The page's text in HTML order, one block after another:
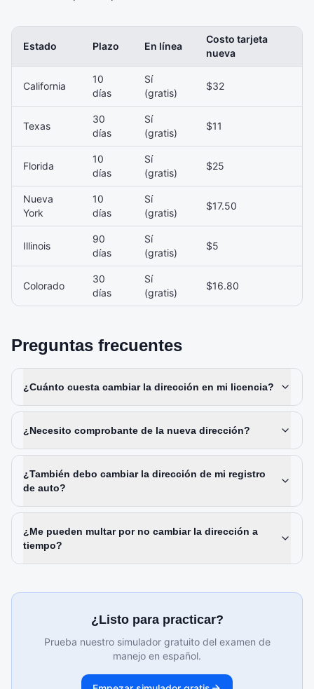
Estado Plazo En línea
Costo tarjeta
nueva
California
10
días
Sí
(gratis)
$32
Texas
30
días
Sí
(gratis)
$11
Florida
10
días
Sí
(gratis)
$25
Nueva
York
10
días
Sí
(gratis)
$17.50
Illinois
90
días
Sí
(gratis)
$5
Colorado
30
días
Sí
(gratis)
$16.80
Preguntas frecuentes
¿Cuánto cuesta cambiar la dirección en mi licencia?
¿Necesito comprobante de la nueva dirección?
¿También debo cambiar la dirección de mi registro
de auto?
¿Me pueden multar por no cambiar la dirección a
tiempo?
¿Listo para practicar?
Prueba nuestro simulador gratuito del examen de
manejo en español.